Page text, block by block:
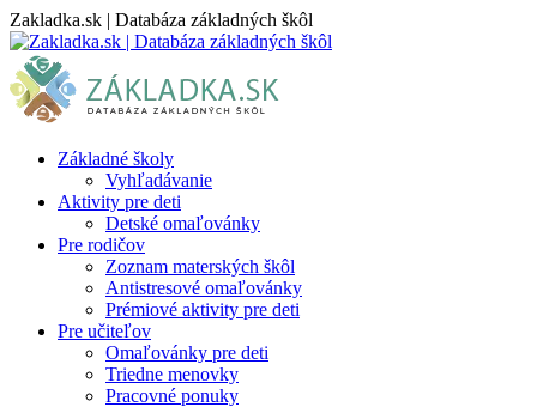
Skip
to
content
Zakladka.sk | Databáza základných škôl
Základné školy
Vyhľadávanie
Aktivity pre deti
Detské omaľovánky
Pre rodičov
Zoznam materských škôl
Antistresové omaľovánky
Prémiové aktivity pre deti
Pre učiteľov
Omaľovánky pre deti
Triedne menovky
Pracovné ponuky